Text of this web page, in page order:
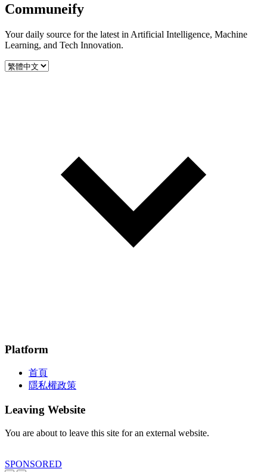
Communeify
Your daily source for the latest in Artificial Intelligence, Machine
Learning, and Tech Innovation.
Platform
首頁
隱私權政策
Leaving Website
You are about to leave this site for an external website.
SPONSORED